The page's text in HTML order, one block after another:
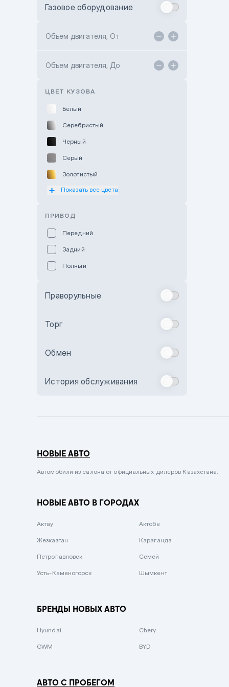
Toyota Kokshetau
Hyundai ShymCity
Газовое оборудование
Объем двигателя, От
Объем двигателя, До
ЦВЕТ КУЗОВА
Белый
Серебристый
Черный
Серый
Золотистый
Оранжевый
Бежевый
Комбинированный
Сиреневый металлик
Вишневый
Зеленый металлик
Показать все цвета
ПРИВОД
Передний
Задний
Полный
Праворульные
Торг
Обмен
История обслуживания
НОВЫЕ АВТО
Автомобили из салона от официальных дилеров Казахстана.
НОВЫЕ АВТО В ГОРОДАХ
Актау Актобе
Жезказган Караганда
Петропавловск Семей
Усть-Каменогорск Шымкент
БРЕНДЫ НОВЫХ АВТО
Hyundai Chery
GWM BYD
АВТО С ПРОБЕГОМ